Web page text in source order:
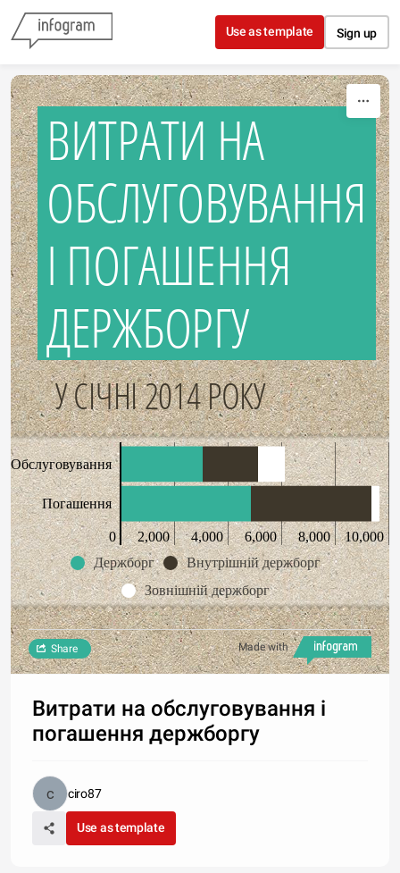
Skip to content
Use as template Sign up
ВИТРАТИ НА
ОБСЛУГОВУВАННЯ
І ПОГАШЕННЯ
ДЕРЖБОРГУ
У СІЧНІ 2014 РОКУ
Обслуговування
Погашення
0 2,000 4,000 6,000 8,000
10,000
Держборг
Внутрішній держборг
Зовнішній держборг
Made with
Share
Витрати на обслуговування і
погашення держборгу
ciro87
Use as template